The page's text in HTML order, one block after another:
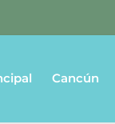
Cancún